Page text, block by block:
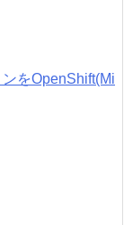
をOpenShift(Mi